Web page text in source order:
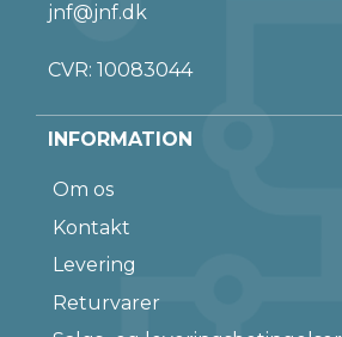
jnf@jnf.dk
CVR: 10083044
INFORMATION
Om os
Kontakt
Levering
Returvarer